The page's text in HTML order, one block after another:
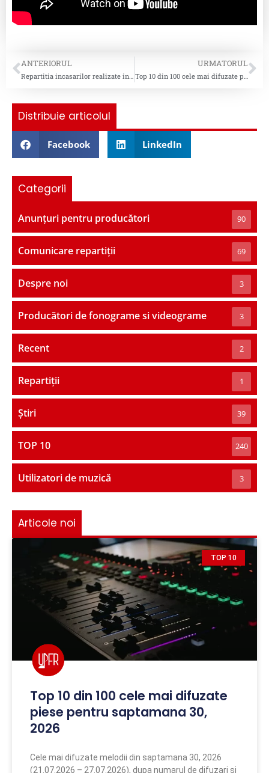
ANTERIORUL URMATORUL
Distribuie articolul
Facebook LinkedIn
Categorii
Anunțuri pentru producători 90
Comunicare repartiții 69
Despre noi 3
Producători de fonograme si videograme 3
Recent 2
Repartiții 1
Știri 39
TOP 10 240
Utilizatori de muzică 3
Articole noi
TOP 10
Top 10 din 100 cele mai difuzate
piese pentru saptamana 30,
2026
Cele mai difuzate melodii din saptamana 30, 2026
(21.07.2026 – 27.07.2026), dupa numarul de difuzari si